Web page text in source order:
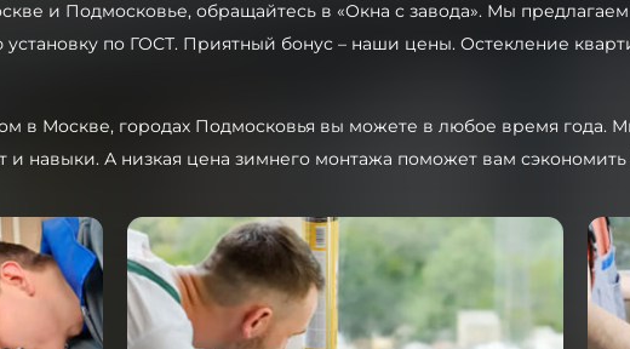
и Подмосковье, обращайтесь в «Окна с завода». Мы
по ГОСТ. Приятный бонус – наши цены. Остекление
в Москве, городах Подмосковья вы можете в любое время года.
навыки. А низкая цена зимнего монтажа поможет вам